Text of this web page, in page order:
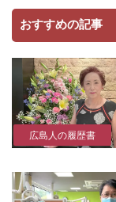
おすすめの記事
広島人の履歴書